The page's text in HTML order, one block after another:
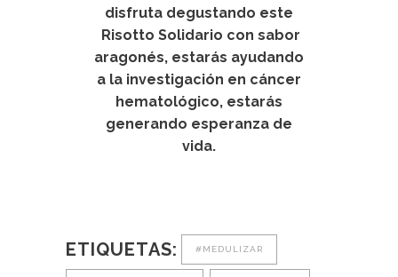
disfruta degustando este
Risotto Solidario con sabor
aragonés, estarás ayudando
a la investigación en cáncer
hematológico, estarás
generando esperanza de
vida.
ETIQUETAS: #MEDULIZAR